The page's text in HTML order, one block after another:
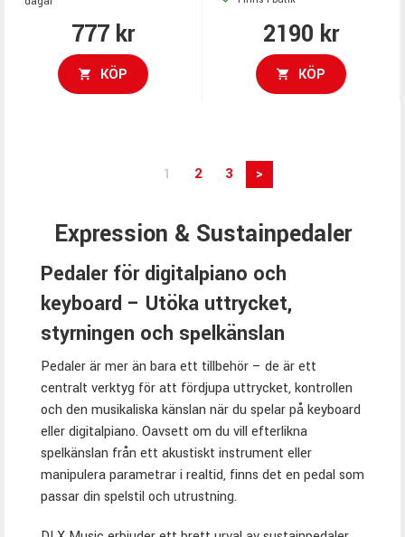
777 kr
KÖP
2190 kr
KÖP
1 2 3 >
Expression & Sustainpedaler
Pedaler för digitalpiano och
keyboard – Utöka uttrycket,
styrningen och spelkänslan
Pedaler är mer än bara ett tillbehör – de är ett
centralt verktyg för att fördjupa uttrycket, kontrollen
och den musikaliska känslan när du spelar på keyboard
eller digitalpiano. Oavsett om du vill efterlikna
spelkänslan från ett akustiskt instrument eller
manipulera parametrar i realtid, finns det en pedal som
passar din spelstil och utrustning.